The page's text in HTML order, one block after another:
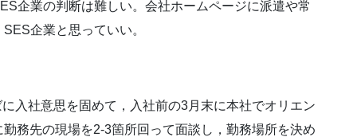
企業の判断は難しい。会社ホームページに派遣や常
企業と思っていい。
入社意思を固めて，入社前の3月末に本社でオリエン
務先の現場を2-3箇所回って面談し，勤務場所を決め